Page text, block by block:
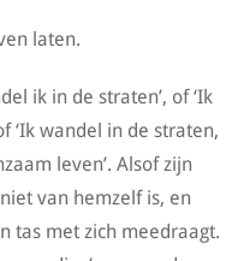
laten.
ik in de straten’, of ‘Ik
‘Ik wandel in de straten,
leven’. Alsof zijn
van hemzelf is, en
tas met zich meedraagt.